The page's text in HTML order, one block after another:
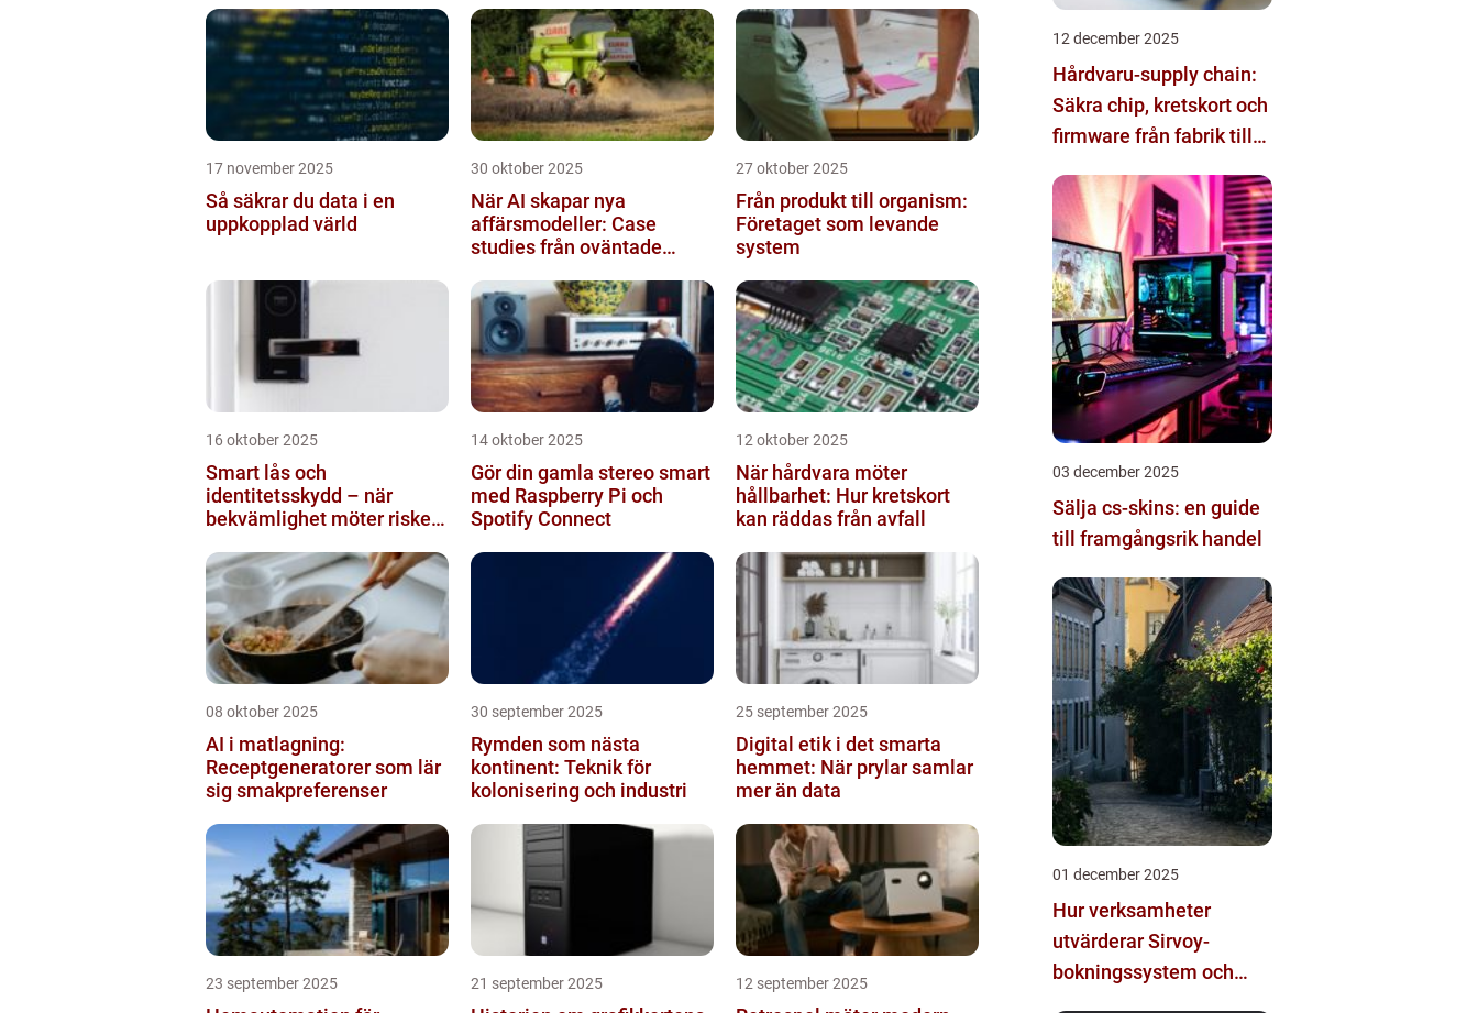
17 november 2025
Så säkrar du data i en
uppkopplad värld
30 oktober 2025
När AI skapar nya
affärsmodeller: Case
studies från oväntade
27 oktober 2025
Från produkt till organism:
Företaget som levande
system
16 oktober 2025
Smart lås och
identitetsskydd – när
bekvämlighet möter risker
14 oktober 2025
Gör din gamla stereo smart
med Raspberry Pi och
Spotify Connect
12 oktober 2025
När hårdvara möter
hållbarhet: Hur kretskort
kan räddas från avfall
08 oktober 2025
AI i matlagning:
Receptgeneratorer som lär
sig smakpreferenser
30 september 2025
Rymden som nästa
kontinent: Teknik för
kolonisering och industri
25 september 2025
Digital etik i det smarta
hemmet: När prylar samlar
mer än data
23 september 2025 21 september 2025 12 september 2025
12 december 2025
Hårdvaru-supply chain:
Säkra chip, kretskort och
firmware från fabrik till
03 december 2025
Sälja cs-skins: en guide
till framgångsrik handel
01 december 2025
Hur verksamheter
utvärderar Sirvoy-
bokningssystem och